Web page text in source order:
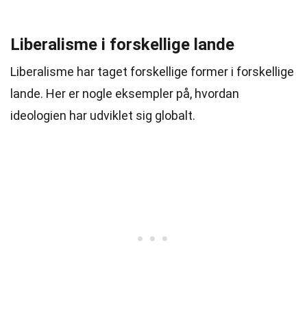
Liberalisme i forskellige lande
Liberalisme har taget forskellige former i forskellige
lande. Her er nogle eksempler på, hvordan
ideologien har udviklet sig globalt.